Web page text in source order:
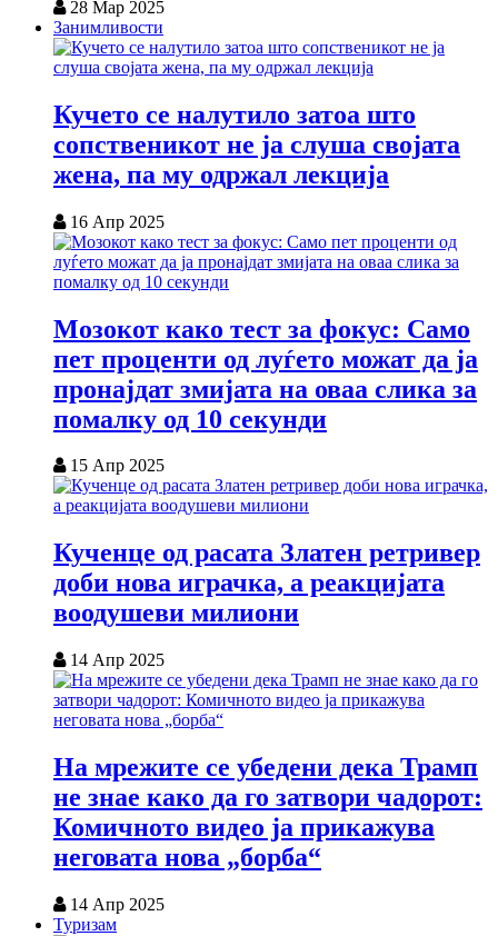
28 Мар 2025
Занимливости
Кучето се налутило затоа што
сопственикот не ја слуша својата
жена, па му одржал лекција
16 Апр 2025
Мозокот како тест за фокус: Само
пет проценти од луѓето можат да ја
пронајдат змијата на оваа слика за
помалку од 10 секунди
15 Апр 2025
Кученце од расата Златен ретривер
доби нова играчка, а реакцијата
воодушеви милиони
14 Апр 2025
На мрежите се убедени дека Трамп
не знае како да го затвори чадорот:
Комичното видео ја прикажува
неговата нова „борба“
14 Апр 2025
Туризам